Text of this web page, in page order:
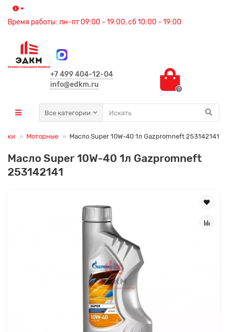
Время работы: пн-пт 09:00 - 19:00, сб 10:00 - 19:00
+7 499 404-12-04
info@edkm.ru
0
Все категории
Моторные Масло Super 10W-40 1л Gazpromneft 253142141
Масло Super 10W-40 1л Gazpromneft
253142141